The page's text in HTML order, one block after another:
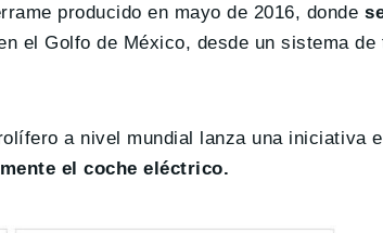
producido en mayo de 2016, donde
el Golfo de México, desde un sistema
a nivel mundial lanza una iniciativa
el coche eléctrico.